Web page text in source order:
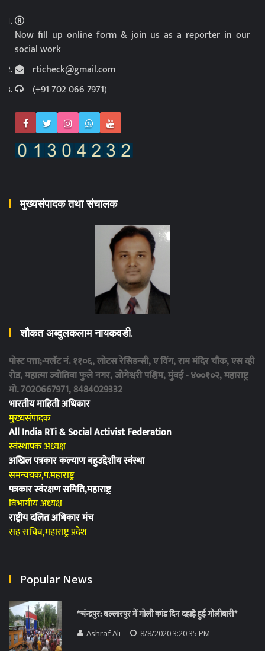
Now fill up online form & join us as a reporter in our
social work
rticheck@gmail.com
(+91 702 066 7971)
मुख्यसंपादक तथा संचालक
शौकत अब्दुलकलाम नायकवडी.
पोस्ट पत्ता;-फ्लॅट नं. ११०६, लोटस रेसिडन्सी, ए विंग, राम मंदिर चौक, एस व्ही
रोड, महात्मा ज्योतिबा फुले नगर, जोगेश्वरी पश्चिम, मुंबई - ४००१०२, महाराष्ट्र
मो. 7020667971, 8484029332
भारतीय माहिती अधिकार
मुख्यसंपादक
All India RTi & Social Activist Federation
स्वंस्थापक अध्यक्ष
अखिल पत्रकार कल्याण बहुउद्देशीय स्वंस्था
समन्वयक,प.महाराष्ट्र
पत्रकार स्वंरक्षण समिति,महाराष्ट्र
विभागीय अध्यक्ष
राष्ट्रीय दलित अधिकार मंच
सह सचिव,महाराष्ट्र प्रदेश
Popular News
*चंन्द्रपुर: बल्लारपुर में गोली कांड दिन दहाड़े हुई गोलीबारी*
Ashraf Ali 8/8/2020 3:20:35 PM